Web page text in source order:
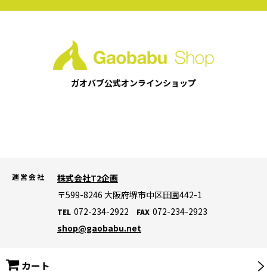
ガオバブ公式オンラインショップ
運営会社
株式会社T2企画
〒599-8246 大阪府堺市中区田園442-1
TEL 072-234-2922 FAX 072-234-2923
shop@gaobabu.net
カート